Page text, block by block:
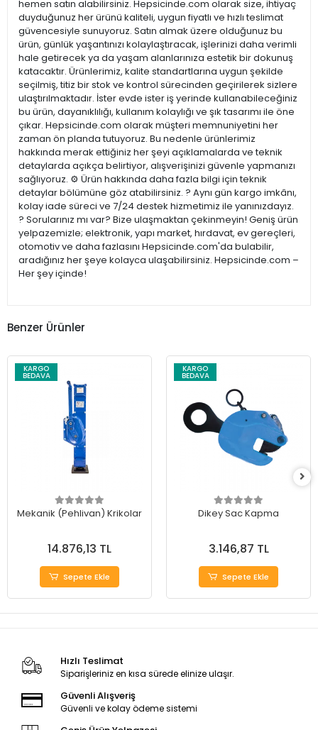
hemen satın alabilirsiniz. Hepsicinde.com olarak size, ihtiyaç
duyduğunuz her ürünü kaliteli, uygun fiyatlı ve hızlı teslimat
güvencesiyle sunuyoruz. Satın almak üzere olduğunuz bu
ürün, günlük yaşantınızı kolaylaştıracak, işlerinizi daha verimli
hale getirecek ya da yaşam alanlarınıza estetik bir dokunuş
katacaktır. Ürünlerimiz, kalite standartlarına uygun şekilde
seçilmiş, titiz bir stok ve kontrol sürecinden geçirilerek sizlere
ulaştırılmaktadır. İster evde ister iş yerinde kullanabileceğiniz
bu ürün, dayanıklılığı, kullanım kolaylığı ve şık tasarımı ile öne
çıkar. Hepsicinde.com olarak müşteri memnuniyetini her
zaman ön planda tutuyoruz. Bu nedenle ürünlerimiz
hakkında merak ettiğiniz her şeyi açıklamalarda ve teknik
detaylarda açıkça belirtiyor, alışverişinizi güvenle yapmanızı
sağlıyoruz. ⚙️ Ürün hakkında daha fazla bilgi için teknik
detaylar bölümüne göz atabilirsiniz. ? Aynı gün kargo imkânı,
kolay iade süreci ve 7/24 destek hizmetimiz ile yanınızdayız.
? Sorularınız mı var? Bize ulaşmaktan çekinmeyin! Geniş ürün
yelpazemizle; elektronik, yapı market, hırdavat, ev gereçleri,
otomotiv ve daha fazlasını Hepsicinde.com'da bulabilir,
aradığınız her şeye kolayca ulaşabilirsiniz. Hepsicinde.com –
Her şey içinde!
Benzer Ürünler
KARGO
BEDAVA
Mekanik (Pehlivan) Krikolar
14.876,13 TL
Sepete Ekle
KARGO
BEDAVA
Dikey Sac Kapma
3.146,87 TL
Sepete Ekle
Hızlı Teslimat
Siparişleriniz en kısa sürede elinize ulaşır.
Güvenli Alışveriş
Güvenli ve kolay ödeme sistemi